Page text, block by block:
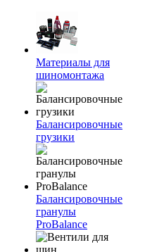
Материалы для
шиномонтажа
Балансировочные
грузики
Балансировочные
гранулы
ProBalance